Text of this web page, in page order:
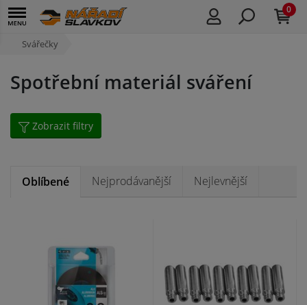
0
Svářečky
Spotřební materiál sváření
Zobrazit filtry
Oblíbené Nejprodávanější Nejlevnější